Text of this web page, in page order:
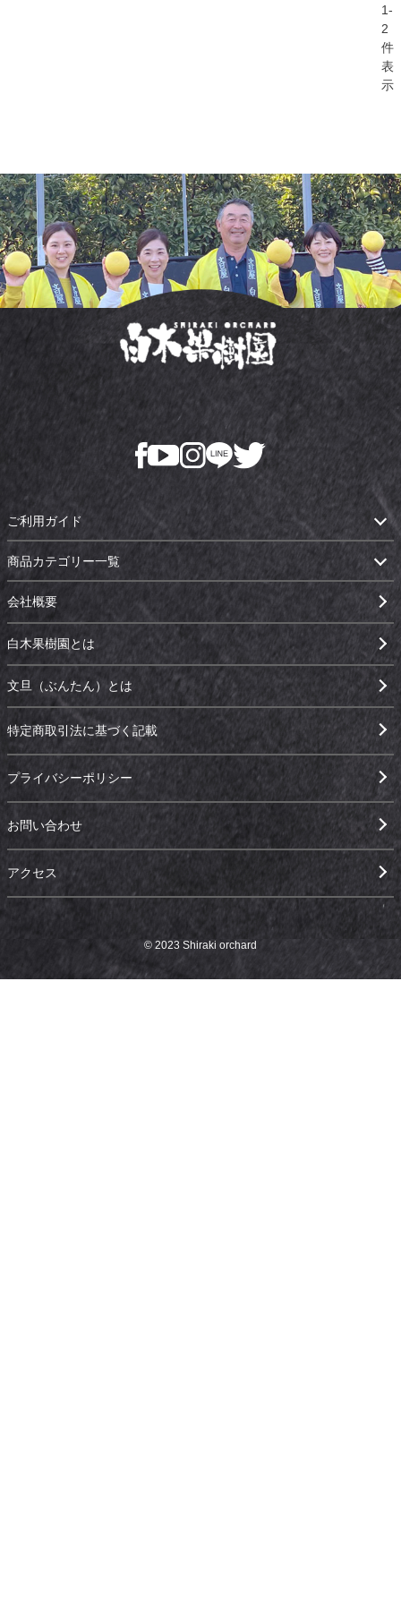
1-
2
件
表
示
ご利用ガイド
商品カテゴリー一覧
会社概要
白木果樹園とは
文旦（ぶんたん）とは
特定商取引法に基づく記載
プライバシーポリシー
お問い合わせ
アクセス
© 2023 Shiraki orchard